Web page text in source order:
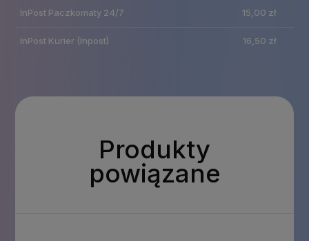
płatności
InPost Paczkomaty 24/7 15,00 zł
InPost Kurier (Inpost) 16,50 zł
Produkty
powiązane